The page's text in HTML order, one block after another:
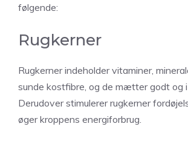
følgende:
Rugkerner
Rugkerner indeholder vitaminer,
sunde kostfibre, og de mætter godt og i
Derudover stimulerer rugkerner
øger kroppens energiforbrug.